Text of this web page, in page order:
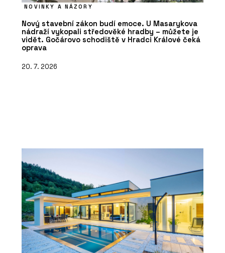
NOVINKY A NÁZORY
Nový stavební zákon budí emoce. U Masarykova
nádraží vykopali středověké hradby – můžete je
vidět. Gočárovo schodiště v Hradci Králové čeká
oprava
20. 7. 2026